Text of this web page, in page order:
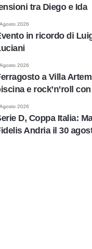
tra Diego e Ida
2026
in ricordo di
2026
a Villa
e rock’n’roll
2026
D, Coppa Italia:
Andria il 30